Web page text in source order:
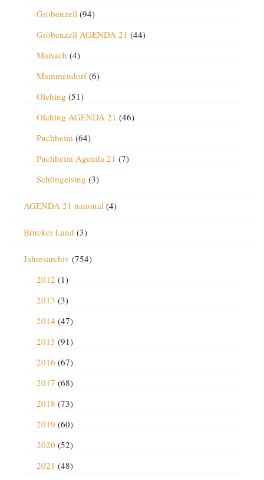
Gröbenzell (94)
Gröbenzell AGENDA 21 (44)
Maisach (4)
Mammendorf(6)
Olching (51)
Olching AGENDA 21 (46)
Puchheim (64)
Puchheim Agenda 21 (7)
Schöngeising (3)
AGENDA 21 national (4)
Brucker Land (3)
Jahresarchiv (754)
2012 (1)
2013 (3)
2014 (47)
2015 (91)
2016 (67)
2017 (68)
2018 (73)
2019 (60)
2020 (52)
2021 (48)